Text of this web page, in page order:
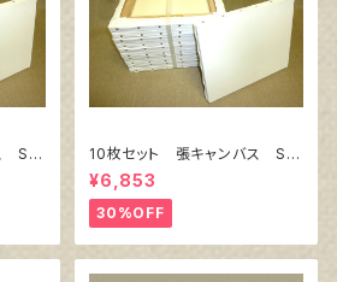
Sn
ステ
10枚セット 張キャンバス Sn
owWhite SPC（綿・ポリエステ
ル）F4 333㎜×242㎜
¥6,853
30%OFF